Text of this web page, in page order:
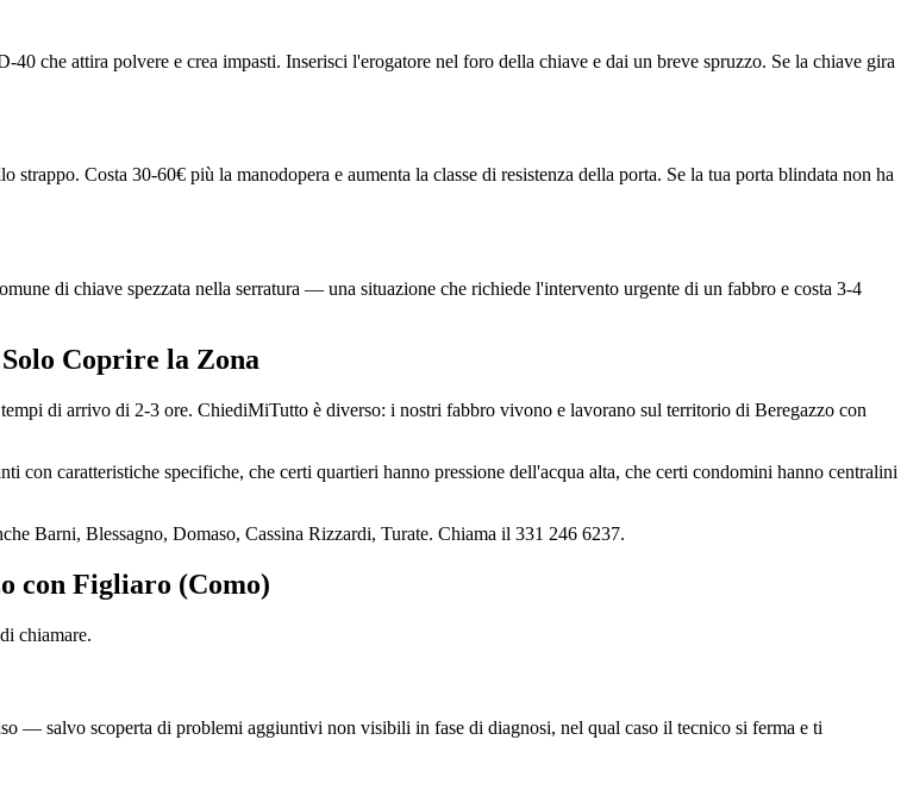
che attira polvere e crea impasti. Inserisci l'erogatore nel foro della chiave e dai un breve spruzzo. Se la chiave gira
Costa 30-60€ più la manodopera e aumenta la classe di resistenza della porta. Se la tua porta blindata non ha
di chiave spezzata nella serratura — una situazione che richiede l'intervento urgente di un fabbro e costa 3-4
Coprire la Zona
di arrivo di 2-3 ore. ChiediMiTutto è diverso: i nostri fabbro vivono e lavorano sul territorio di Beregazzo con
con caratteristiche specifiche, che certi quartieri hanno pressione dell'acqua alta, che certi condomini hanno centralini
Barni, Blessagno, Domaso, Cassina Rizzardi, Turate. Chiama il 331 246 6237.
con Figliaro (Como)
chiamare.
— salvo scoperta di problemi aggiuntivi non visibili in fase di diagnosi, nel qual caso il tecnico si ferma e ti